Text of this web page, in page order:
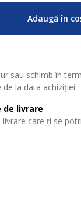
Adaugă în
sau schimb în
de la data achiziției
de livrare
care ți se